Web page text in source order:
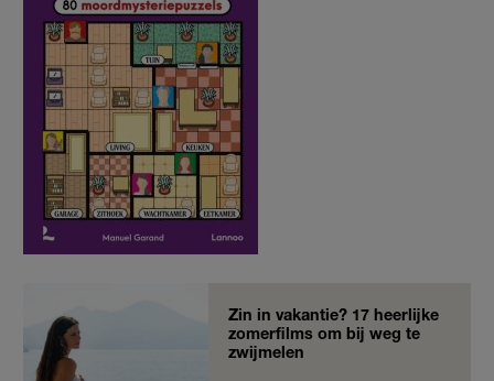
Zin in vakantie? 17 heerlijke
zomerfilms om bij weg te
zwijmelen